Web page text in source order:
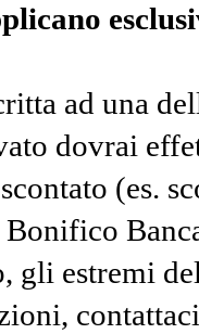
ad una
dovrai
(es.
gli estremi